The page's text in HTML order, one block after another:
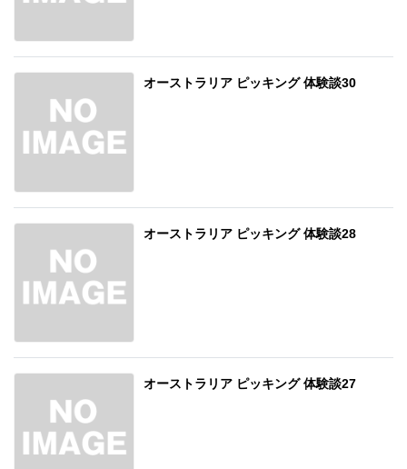
オーストラリア ピッキング 体験談30
オーストラリア ピッキング 体験談28
オーストラリア ピッキング 体験談27